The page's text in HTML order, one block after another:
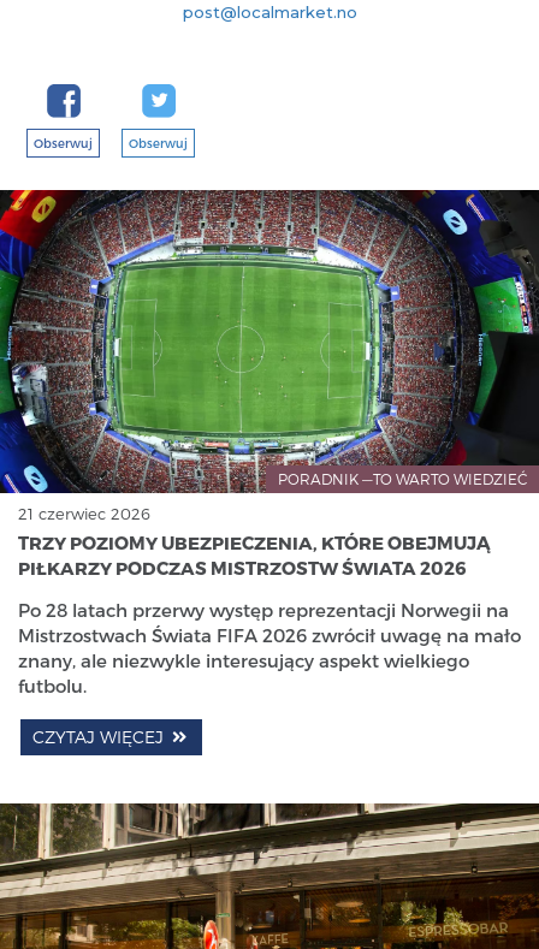
post@localmarket.no
Obserwuj Obserwuj
PORADNIK —TO WARTO WIEDZIEĆ
21 czerwiec 2026
TRZY POZIOMY UBEZPIECZENIA, KTÓRE OBEJMUJĄ
PIŁKARZY PODCZAS MISTRZOSTW ŚWIATA 2026
Po 28 latach przerwy występ reprezentacji Norwegii na
Mistrzostwach Świata FIFA 2026 zwrócił uwagę na mało
znany, ale niezwykle interesujący aspekt wielkiego
futbolu.
CZYTAJ WIĘCEJ